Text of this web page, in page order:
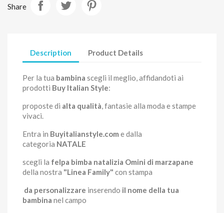
Share
Description Product Details
Per la tua bambina scegli il meglio, affidandoti ai
prodotti Buy Italian Style:
proposte di alta qualità, fantasie alla moda e stampe
vivaci.
Entra in Buyitalianstyle.com e dalla
categoria NATALE
scegli la felpa bimba natalizia Omini di marzapane
della nostra "Linea Family" con stampa
da personalizzare inserendo il nome della tua
bambina nel campo